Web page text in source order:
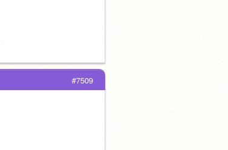
#7509